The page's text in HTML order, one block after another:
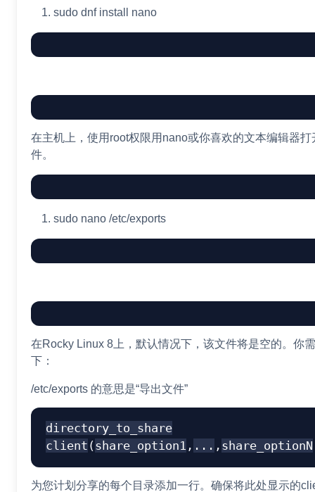
sudo dnf install nano
在主机上，使用root权限用nano或你喜欢的文本编辑器打
件。
sudo nano /etc/exports
在Rocky Linux 8上，默认情况下，该文件将是空的。你
下：
/etc/exports 的意思是“导出文件”
directory_to_share
client (share_option1 , ... , share_optionN
为您计划分享的每个目录添加一行。确保将此处显示的